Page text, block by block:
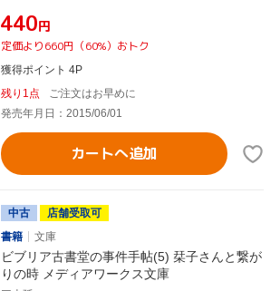
¥440円
定価より660円（60%）おトク
獲得ポイント 4P
残り1点
ご注文はお早めに
発売年月日：2015/06/01
カートへ追加
中古
店舗受取可
書籍
文庫
ビブリア古書堂の事件手帖(5) 栞子さんと繋が
りの時 メディアワークス文庫